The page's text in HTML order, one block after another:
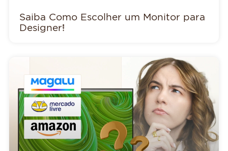
Saiba Como Escolher um Monitor para
Designer!